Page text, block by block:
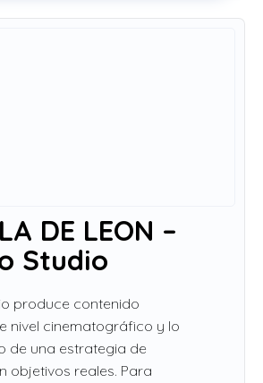
DE LEON –
Studio
produce contenido
nivel cinematográfico y lo
de una estrategia de
objetivos reales. Para